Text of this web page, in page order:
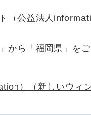
（公益法人
ら「福岡県」をご
）（新しいウィ